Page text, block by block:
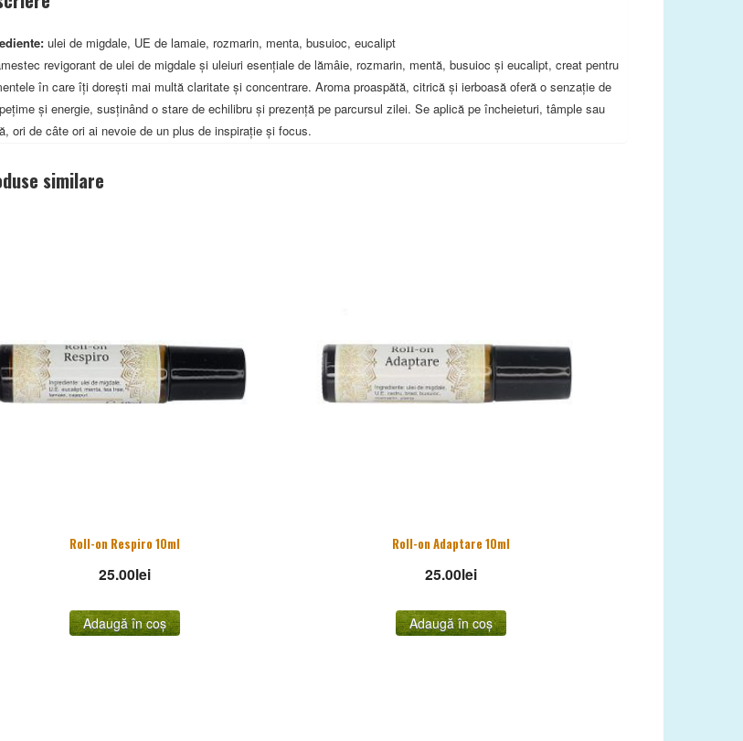
ulei de migdale, UE de lamaie, rozmarin, menta, busuioc, eucalipt
revigorant de ulei de migdale și uleiuri esențiale de lămâie, rozmarin, mentă, busuioc și eucalipt, creat pentru
în care îți dorești mai multă claritate și concentrare. Aroma proaspătă, citrică și ierboasă oferă o senzație de
și energie, susținând o stare de echilibru și prezență pe parcursul zilei. Se aplică pe încheieturi, tâmple sau
ori de câte ori ai nevoie de un plus de inspirație și focus.
similare
Roll-on Respiro 10ml
25.00lei
Adaugă în coș
Roll-on Adaptare 10ml
25.00lei
Adaugă în coș